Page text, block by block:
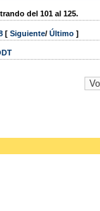
del 101 al 125.
[ Siguiente/ Último ]